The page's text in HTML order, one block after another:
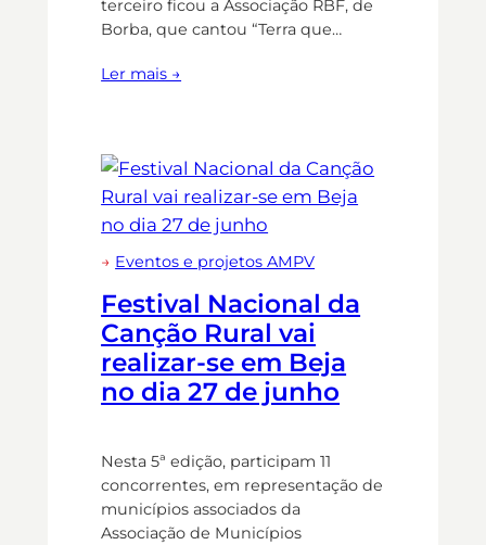
terceiro ficou a Associação RBF, de
Borba, que cantou “Terra que…
Ler mais →
→ Eventos e projetos AMPV
Festival Nacional da
Canção Rural vai
realizar-se em Beja
no dia 27 de junho
Nesta 5ª edição, participam 11
concorrentes, em representação de
municípios associados da
Associação de Municípios